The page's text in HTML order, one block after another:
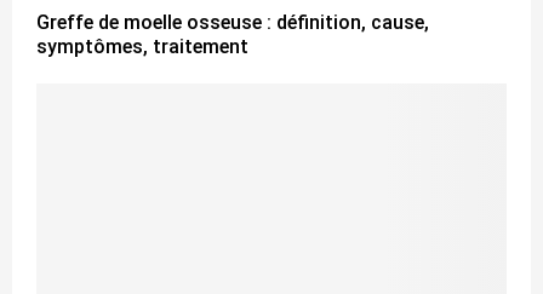
Greffe de moelle osseuse : définition, cause,
symptômes, traitement